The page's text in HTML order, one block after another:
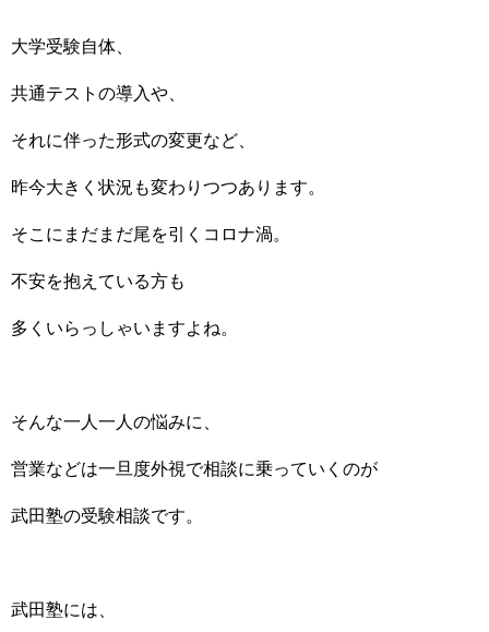
大学受験自体、
共通テストの導入や、
それに伴った形式の変更など、
昨今大きく状況も変わりつつあります。
そこにまだまだ尾を引くコロナ渦。
不安を抱えている方も
多くいらっしゃいますよね。
そんな一人一人の悩みに、
営業などは一旦度外視で相談に乗っていくのが
武田塾の受験相談です。
武田塾には、